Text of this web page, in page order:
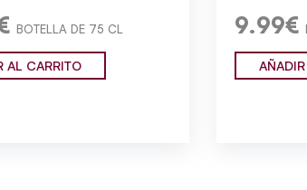
BOTELLA DE 75 CL
AL CARRITO
9.99€